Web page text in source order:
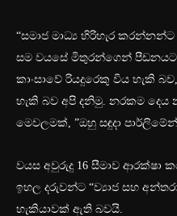
“සමාජ මාධ්‍ය හිරිහැර
සම වයසේ මිතුරන්ගෙන් පීඩනයට
කාංසාවේ රියදුරෙකු විය හැකි
හැකි බව අපි දනිමු. නරකම දෙය
මෙවලමක්, ”ඔහු සඳුදා
වයස අවුරුදු 16 සීමාව ආරක්ෂා
ඉහල දරුවන්ට “ව්‍යාජ සහ
හැකියාවක් ඇති බවයි.